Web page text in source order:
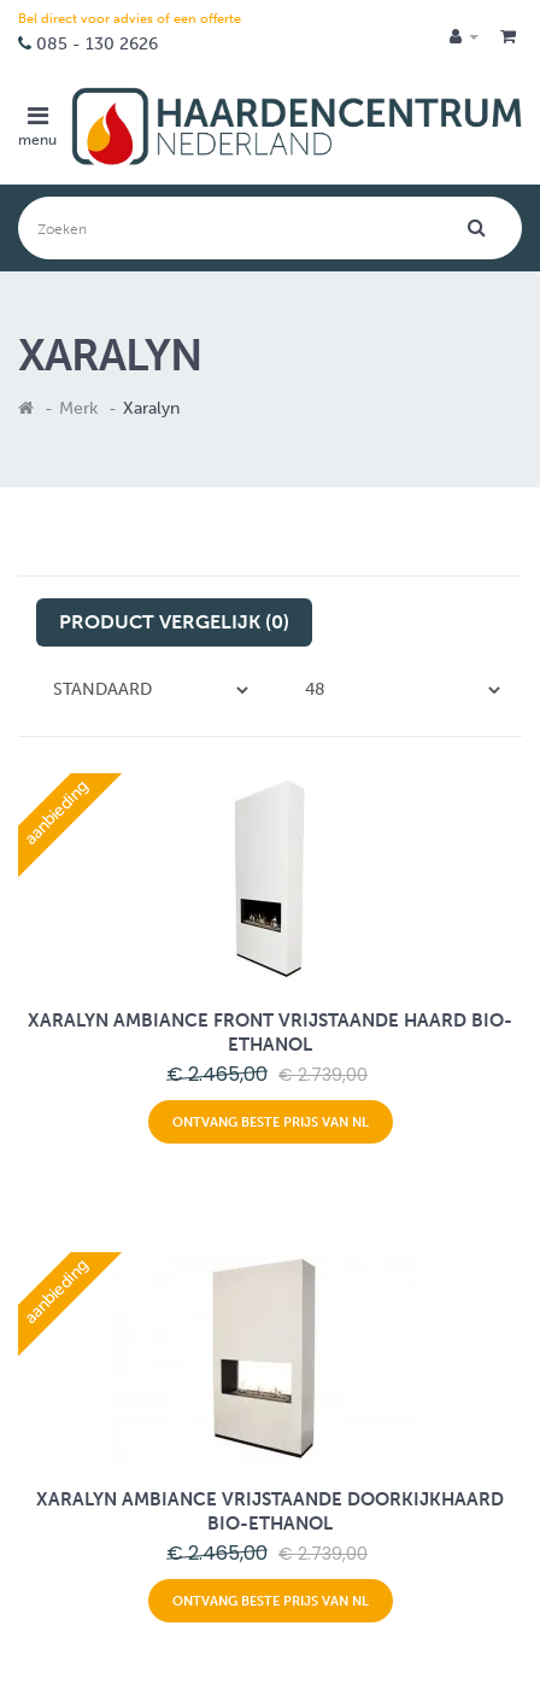
Bel direct voor advies of een offerte
085 - 130 2626
menu
XARALYN
Merk Xaralyn
PRODUCT VERGELIJK (0)
aanbieding
XARALYN AMBIANCE FRONT VRIJSTAANDE HAARD BIO-
ETHANOL
€ 2.465,00 € 2.739,00
ONTVANG BESTE PRIJS VAN NL
aanbieding
XARALYN AMBIANCE VRIJSTAANDE DOORKIJKHAARD
BIO-ETHANOL
€ 2.465,00 € 2.739,00
ONTVANG BESTE PRIJS VAN NL